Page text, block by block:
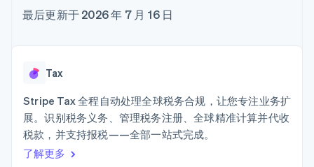
Authorization
Boost
化
加速结账
Stripe Sigma
自定义报告
数据同步
更多
Product roadmap
了解未来规划
SaaS
AI 企业
创作者经济
游戏
酒店、旅游与休闲
代码示例
开发者博客
API 状态
产品路线图
联系
最后更新于 2026 年 7 月 16 日
Tax
Stripe Tax 全程自动处理全球税务合规，让您专注业务扩
展。识别税务义务、管理税务注册、全球精准计算并代收
税款，并支持报税——全部一站式完成。
了解更多